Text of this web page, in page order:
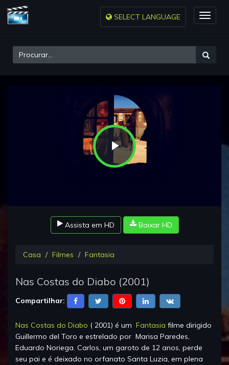
Toggle
SELECT LANGUAGE
Play
Assista em HD Baixar HD
Casa Filmes Fantasia
Nas Costas do Diabo (2001)
Compartilhar:
Nas Costas do Diabo ( 2001) é um Fantasia filme dirigido
Guillermo del Toro e estrelado por Marisa Paredes,
Eduardo Noriega. Carlos, um garoto de 12 anos, perde
seu pai e é deixado no orfanato Santa Luzia, em plena